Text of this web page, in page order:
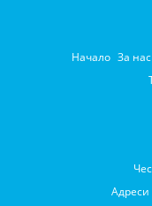
Начало За нас
Адреси